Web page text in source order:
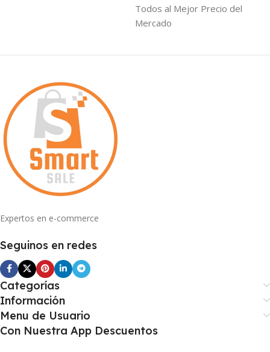
Todos al Mejor Precio del
Mercado
Expertos en e-commerce
Seguinos en redes
Categorías
Información
Menu de Usuario
Con Nuestra App Descuentos